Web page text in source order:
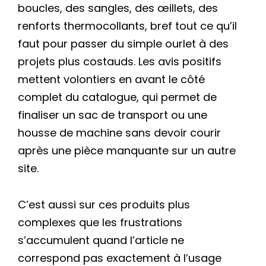
boucles, des sangles, des œillets, des
renforts thermocollants, bref tout ce qu’il
faut pour passer du simple ourlet à des
projets plus costauds. Les avis positifs
mettent volontiers en avant le côté
complet du catalogue, qui permet de
finaliser un sac de transport ou une
housse de machine sans devoir courir
après une pièce manquante sur un autre
site.
C’est aussi sur ces produits plus
complexes que les frustrations
s’accumulent quand l’article ne
correspond pas exactement à l’usage